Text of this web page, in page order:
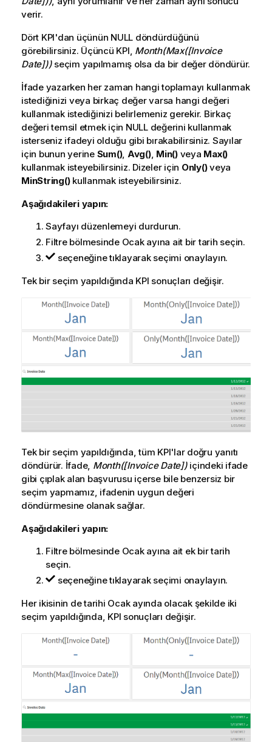
verir.
Dört KPI'dan üçünün NULL döndürdüğünü
görebilirsiniz. Üçüncü KPI Month(Max([Invoice
Date]))seçim yapılmamış olsa da bir değer döndürür.
İfade yazarken her zaman hangi toplamayı kullanmak
istediğinizi veya birkaç değer varsa hangi değeri
kullanmak istediğinizi belirlemeniz gerekir. Birkaç
değeri temsil etmek için NULLdeğerini kullanmak
isterseniz ifadeyi olduğu gibi bırakabilirsiniz. Sayılar
için bunun yerine Sum(), Avg(), Min()veya Max()
kullanmak isteyebilirsiniz. Dizeler için Only()veya
MinString()kullanmak isteyebilirsiniz.
Aşağıdakileri yapın:
Sayfayı düzenlemeyi durdurun.
Filtre bölmesinde Ocak ayına ait bir tarih seçin.
seçeneğine tıklayarak seçimi onaylayın.
Tek bir seçim yapıldığında KPI sonuçları değişir.
Tek bir seçim yapıldığında, tüm KPI'lar doğru yanıtı
döndürür. İfade, Month([Invoice Date])içindeki ifade
gibi çıplak alan başvurusu içerse bile benzersiz bir
seçim yapmamız, ifadenin uygun değeri
döndürmesine olanak sağlar.
Aşağıdakileri yapın:
Filtre bölmesinde Ocak ayına ait ek bir tarih
seçin.
seçeneğine tıklayarak seçimi onaylayın.
Her ikisinin de tarihi Ocak ayında olacak şekilde iki
seçim yapıldığında, KPI sonuçları değişir.